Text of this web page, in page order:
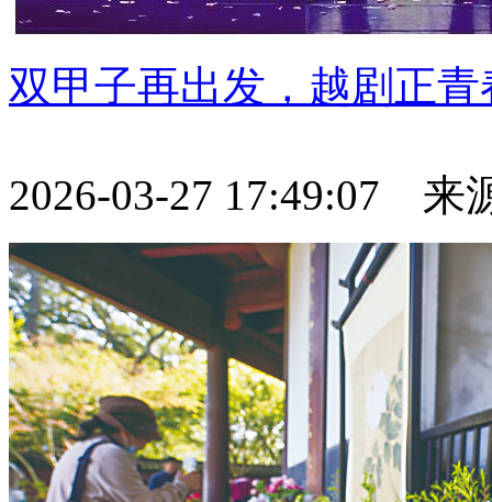
双甲子再出发，越剧正青
2026-03-27 17:49:07 来